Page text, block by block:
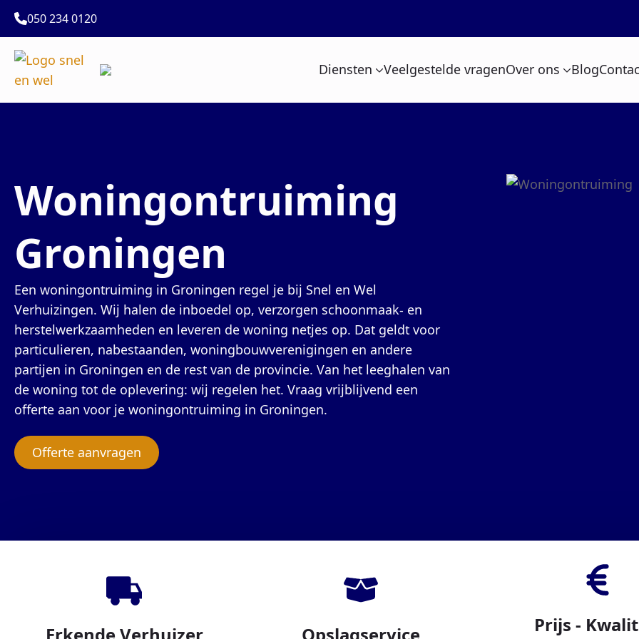
050 234 0120
Diensten Veelgestelde vragenOver ons Blog
Woningontruiming
Groningen
Een woningontruiming in Groningen regel je bij Snel en Wel
Verhuizingen. Wij halen de inboedel op, verzorgen schoonmaak- en
herstelwerkzaamheden en leveren de woning netjes op. Dat geldt voor
particulieren, nabestaanden, woningbouwverenigingen en andere
partijen in Groningen en de rest van de provincie. Van het leeghalen van
de woning tot de oplevering: wij regelen het. Vraag vrijblijvend een
offerte aan voor je woningontruiming in Groningen.
Offerte aanvragen
Prijs -